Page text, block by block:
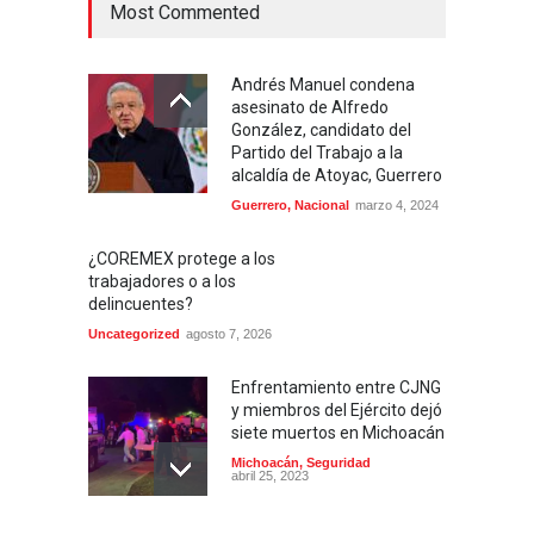
Most Commented
Andrés Manuel condena
asesinato de Alfredo
González, candidato del
Partido del Trabajo a la
alcaldía de Atoyac, Guerrero
Guerrero, Nacional marzo 4, 2024
¿COREMEX protege a los
trabajadores o a los
delincuentes?
Uncategorized agosto 7, 2026
Enfrentamiento entre CJNG
y miembros del Ejército dejó
siete muertos en Michoacán
Michoacán, Seguridad
abril 25, 2023